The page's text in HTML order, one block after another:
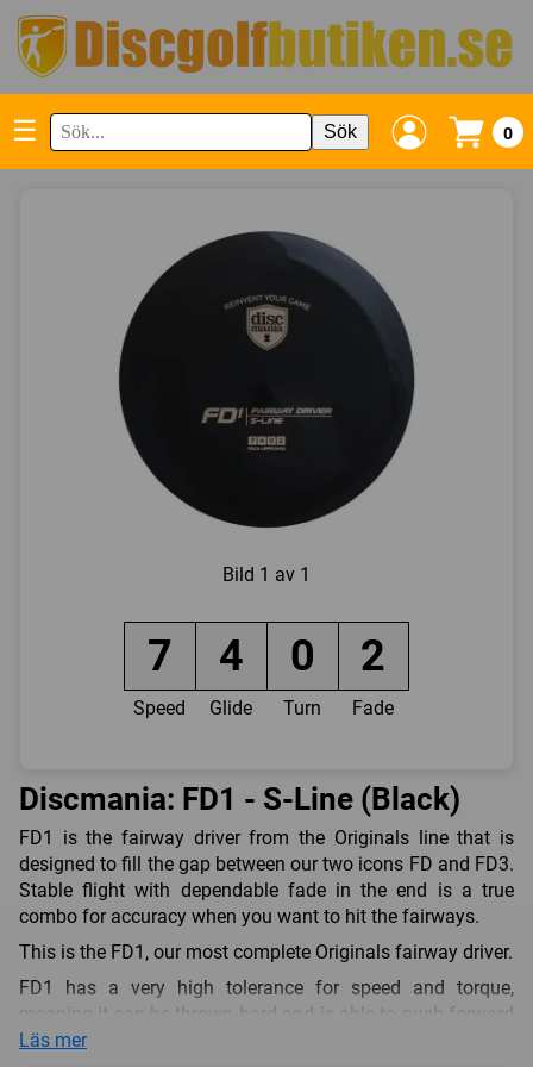
☰ Sök 0
Bild 1 av 1
7 4 0 2
Speed Glide Turn Fade
Discmania: FD1 - S-Line (Black)
FD1 is the fairway driver from the Originals line that is
designed to fill the gap between our two icons FD and FD3.
Stable flight with dependable fade in the end is a true
combo for accuracy when you want to hit the fairways.
This is the FD1, our most complete Originals fairway driver.
FD1 has a very high tolerance for speed and torque,
meaning it can be thrown hard and is able to push forward
on a straight and consistent flight path while finishing with
Läs mer